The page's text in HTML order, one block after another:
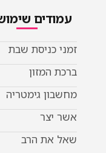
שימושיים
שבת
גימטריה
הרב